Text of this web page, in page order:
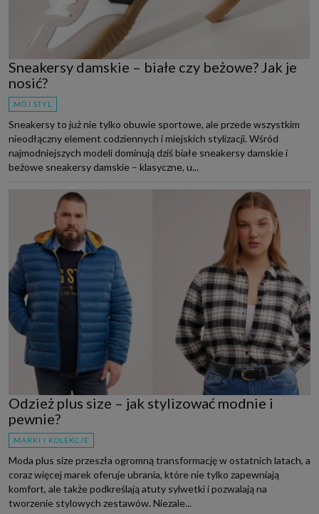
Sneakersy damskie – białe czy beżowe? Jak je
nosić?
MÓJ STYL
Sneakersy to już nie tylko obuwie sportowe, ale przede wszystkim
nieodłączny element codziennych i miejskich stylizacji. Wśród
najmodniejszych modeli dominują dziś białe sneakersy damskie i
beżowe sneakersy damskie – klasyczne, u...
Odzież plus size – jak stylizować modnie i
pewnie?
MARKI I KOLEKCJE
Moda plus size przeszła ogromną transformację w ostatnich latach, a
coraz więcej marek oferuje ubrania, które nie tylko zapewniają
komfort, ale także podkreślają atuty sylwetki i pozwalają na
tworzenie stylowych zestawów. Niezale...